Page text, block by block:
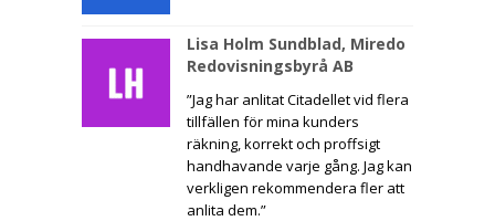
Lisa Holm Sundblad, Miredo
Redovisningsbyrå AB
”Jag har anlitat Citadellet vid flera
tillfällen för mina kunders
räkning, korrekt och proffsigt
handhavande varje gång. Jag kan
verkligen rekommendera fler att
anlita dem.”